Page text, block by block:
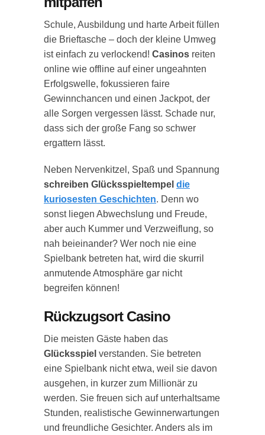
Schule, Ausbildung und harte Arbeit füllen
die Brieftasche – doch der kleine Umweg
ist einfach zu verlockend! Casinos reiten
online wie offline auf einer ungeahnten
Erfolgswelle, fokussieren faire
Gewinnchancen und einen Jackpot, der
alle Sorgen vergessen lässt. Schade nur,
dass sich der große Fang so schwer
ergattern lässt.
Neben Nervenkitzel, Spaß und Spannung
schreiben Glücksspieltempel die
kuriosesten Geschichten. Denn wo
sonst liegen Abwechslung und Freude,
aber auch Kummer und Verzweiflung, so
nah beieinander? Wer noch nie eine
Spielbank betreten hat, wird die skurril
anmutende Atmosphäre gar nicht
begreifen können!
Rückzugsort Casino
Die meisten Gäste haben das
Glücksspiel verstanden. Sie betreten
eine Spielbank nicht etwa, weil sie davon
ausgehen, in kurzer zum Millionär zu
werden. Sie freuen sich auf unterhaltsame
Stunden, realistische Gewinnerwartungen
und freundliche Gesichter. Anders als im